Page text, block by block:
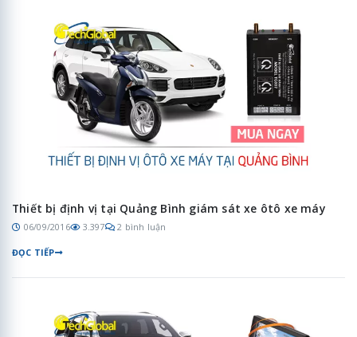
Thiết bị định vị tại Quảng Bình giám sát xe ôtô xe máy
06/09/2016 3.397 2 bình luận
ĐỌC TIẾP